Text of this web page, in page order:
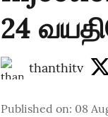
24
thanthitv
Published on: 08